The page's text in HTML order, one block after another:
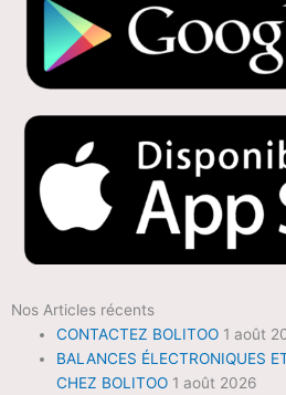
Nos Articles récents
CONTACTEZ BOLITOO 1 août
BALANCES ÉLECTRONIQUES
CHEZ BOLITOO 1 août 2026